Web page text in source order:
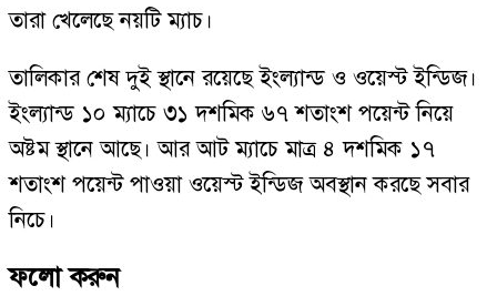
তারা খেলেছে নয়টি ম্যাচ।
তালিকার শেষ দুই স্থানে রয়েছে ইংল্যান্ড ও ওয়েস্ট ইন্ডিজ।
ইংল্যান্ড ১০ ম্যাচে ৩১ দশমিক ৬৭ শতাংশ পয়েন্ট নিয়ে
অষ্টম স্থানে আছে। আর আট ম্যাচে মাত্র ৪ দশমিক ১৭
শতাংশ পয়েন্ট পাওয়া ওয়েস্ট ইন্ডিজ অবস্থান করছে সবার
নিচে।
ফলো করুন